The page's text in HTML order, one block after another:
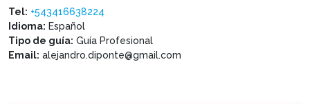
Tel: +543416638224
Idioma: Español
Tipo de guía: Guía Profesional
Email: alejandro.diponte@gmail.com